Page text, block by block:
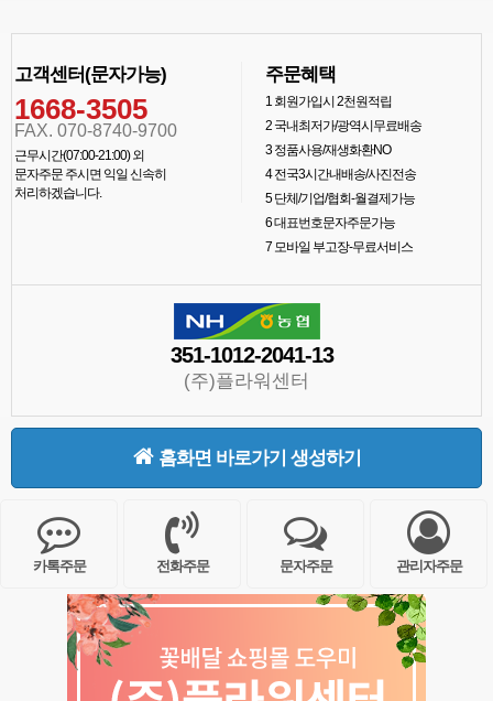
고객센터(문자가능)
1668-3505
FAX. 070-8740-9700
근무시간(07:00-21:00) 외
문자주문 주시면 익일 신속히
처리하겠습니다.
주문혜택
1 회원가입시 2천원적립
2국내최저가/광역시무료배송
3정품사용/재생화환NO
4전국3시간내배송/사진전송
5단체/기업/협회-월결제가능
6대표번호문자주문가능
7모바일 부고장-무료서비스
351-1012-2041-13
(주)플라워센터
홈화면 바로가기 생성하기
카톡주문 전화주문 문자주문 관리자주문